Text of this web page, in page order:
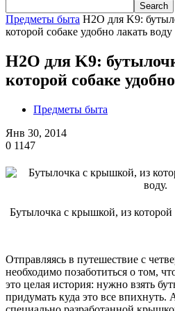
Предметы быта H2O для K9:
которой собаке удобно лакать воду
H2O для K9:
которой собаке
Предметы быта
Янв 30, 2014
0 1147
Бутылочка с крышкой, из которой
Отправляясь в путешествие с
необходимо позаботиться о том,
это целая история: нужно взять
придумать куда это все